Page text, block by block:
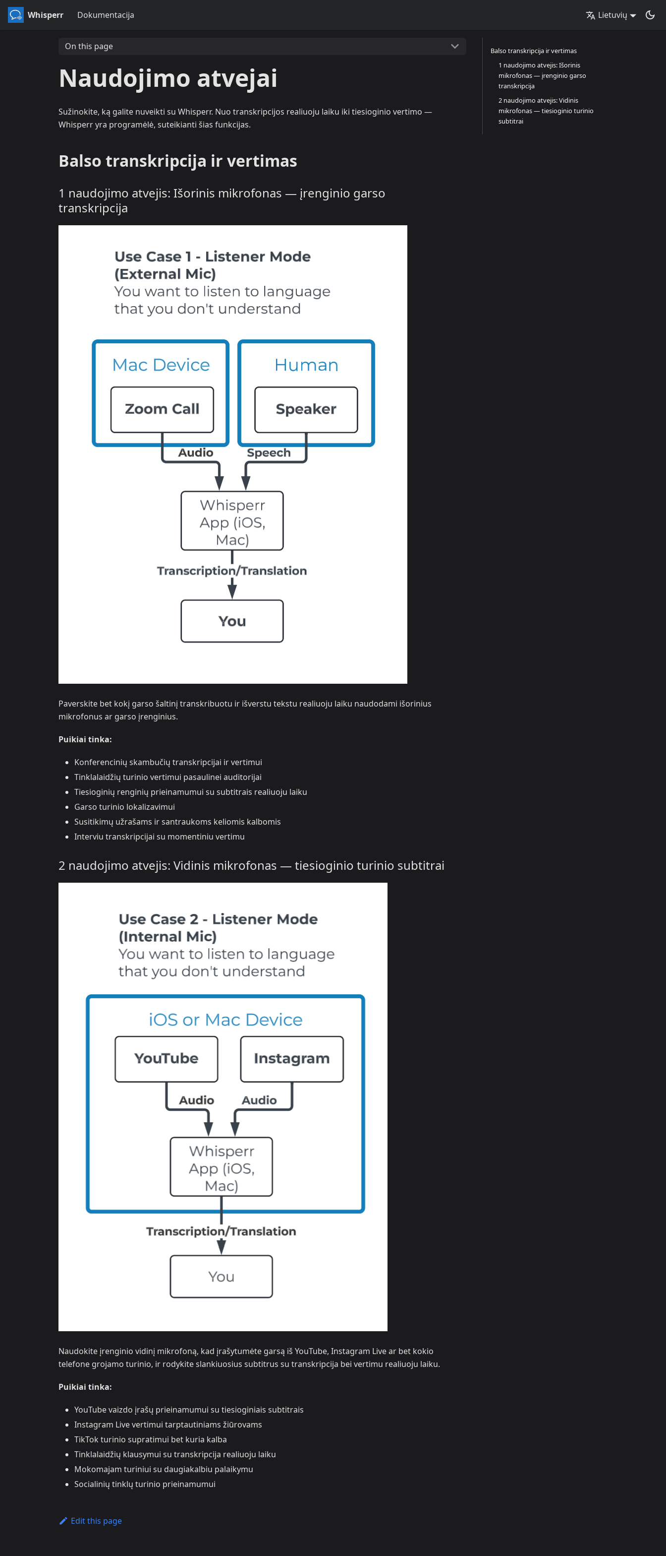
Whisperr Dokumentacija Lietuvių
On this page
Naudojimo atvejai
Sužinokite, ką galite nuveikti su Whisperr. Nuo transkripcijos realiuoju laiku iki tiesioginio vertimo —
Whisperr yra programėlė, suteikianti šias funkcijas.
Balso transkripcija ir vertimas
1 naudojimo atvejis: Išorinis mikrofonas — įrenginio garso
transkripcija
Paverskite bet kokį garso šaltinį transkribuotu ir išverstu tekstu realiuoju laiku naudodami išorinius
mikrofonus ar garso įrenginius.
Puikiai tinka:
Konferencinių skambučių transkripcijai ir vertimui
Tinklalaidžių turinio vertimui pasaulinei auditorijai
Tiesioginių renginių prieinamumui su subtitrais realiuoju laiku
Garso turinio lokalizavimui
Susitikimų užrašams ir santraukoms keliomis kalbomis
Interviu transkripcijai su momentiniu vertimu
2 naudojimo atvejis: Vidinis mikrofonas — tiesioginio turinio subtitrai
Naudokite įrenginio vidinį mikrofoną, kad įrašytumėte garsą iš YouTube, Instagram Live ar bet kokio
telefone grojamo turinio, ir rodykite slankiuosius subtitrus su transkripcija bei vertimu realiuoju laiku.
Puikiai tinka:
YouTube vaizdo įrašų prieinamumui su tiesioginiais subtitrais
Instagram Live vertimui tarptautiniams žiūrovams
TikTok turinio supratimui bet kuria kalba
Tinklalaidžių klausymui su transkripcija realiuoju laiku
Mokomajam turiniui su daugiakalbiu palaikymu
Socialinių tinklų turinio prieinamumui
Edit this page
Balso transkripcija ir vertimas
1 naudojimo atvejis: Išorinis
mikrofonas — įrenginio garso
transkripcija
2 naudojimo atvejis: Vidinis
mikrofonas — tiesioginio turinio
subtitrai